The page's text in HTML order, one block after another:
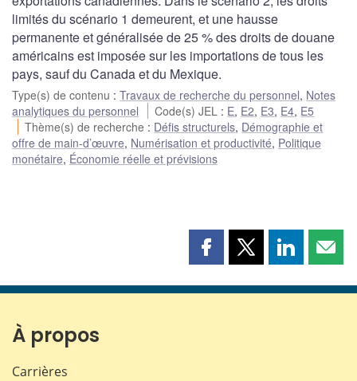
limités du scénario 1 demeurent, et une hausse
permanente et généralisée de 25 % des droits de douane
américains est imposée sur les importations de tous les
pays, sauf du Canada et du Mexique.
Type(s) de contenu : Travaux de recherche du personnel, Notes
analytiques du personnel
Code(s) JEL : E, E2, E3, E4, E5
Thème(s) de recherche : Défis structurels, Démographie et
offre de main-d’œuvre, Numérisation et productivité, Politique
monétaire, Économie réelle et prévisions
Partager
page
Partager
page
Partager
page page
À propos
Carrières